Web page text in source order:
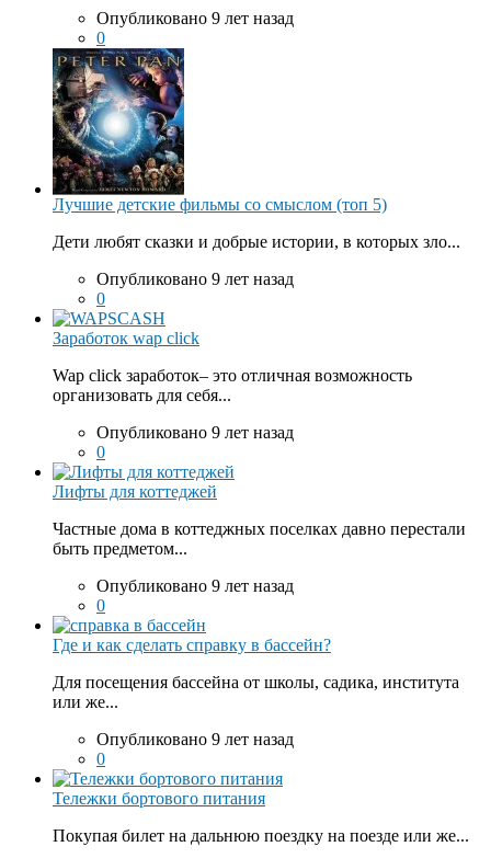
Опубликовано 9 лет назад
0
Лучшие детские фильмы со смыслом (топ 5)
Дети любят сказки и добрые истории, в которых зло...
Опубликовано 9 лет назад
0
Заработок wap click
Wap click заработок– это отличная возможность
организовать для себя...
Опубликовано 9 лет назад
0
Лифты для коттеджей
Частные дома в коттеджных поселках давно перестали
быть предметом...
Опубликовано 9 лет назад
0
Где и как сделать справку в бассейн?
Для посещения бассейна от школы, садика, института
или же...
Опубликовано 9 лет назад
0
Тележки бортового питания
Покупая билет на дальнюю поездку на поезде или же...